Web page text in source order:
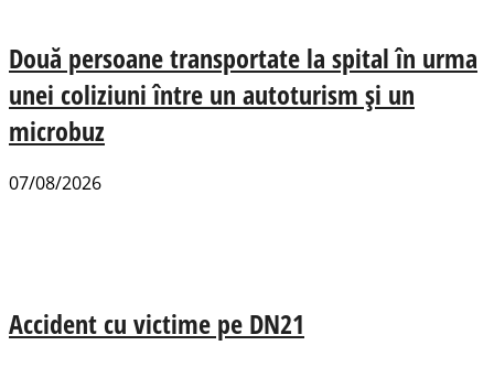
Două persoane transportate la spital în urma
unei coliziuni între un autoturism și un
microbuz
07/08/2026
Accident cu victime pe DN21